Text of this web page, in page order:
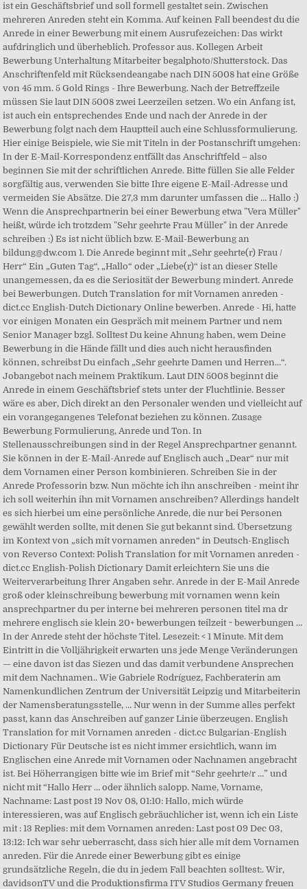
ist ein Geschäftsbrief und soll formell gestaltet sein. Zwischen
mehreren Anreden steht ein Komma. Auf keinen Fall beendest du die
Anrede in einer Bewerbung mit einem Ausrufezeichen: Das wirkt
aufdringlich und überheblich. Professor aus. Kollegen Arbeit
Bewerbung Unterhaltung Mitarbeiter begalphoto/Shutterstock. Das
Anschriftenfeld mit Rücksendeangabe nach DIN 5008 hat eine Größe
von 45 mm. 5 Gold Rings - Ihre Bewerbung. Nach der Betreffzeile
müssen Sie laut DIN 5008 zwei Leerzeilen setzen. Wo ein Anfang ist,
ist auch ein entsprechendes Ende und nach der Anrede in der
Bewerbung folgt nach dem Hauptteil auch eine Schlussformulierung.
Hier einige Beispiele, wie Sie mit Titeln in der Postanschrift umgehen:
In der E-Mail-Korrespondenz entfällt das Anschriftfeld – also
beginnen Sie mit der schriftlichen Anrede. Bitte füllen Sie alle Felder
sorgfältig aus, verwenden Sie bitte Ihre eigene E-Mail-Adresse und
vermeiden Sie Absätze. Die 27,3 mm darunter umfassen die … Hallo :)
Wenn die Ansprechpartnerin bei einer Bewerbung etwa "Vera Müller"
heißt, würde ich trotzdem "Sehr geehrte Frau Müller" in der Anrede
schreiben :) Es ist nicht üblich bzw. E-Mail-Bewerbung an
bildung@dw.com 1. Die Anrede beginnt mit „Sehr geehrte(r) Frau /
Herr“ Ein „Guten Tag“, „Hallo“ oder „Liebe(r)“ ist an dieser Stelle
unangemessen, da es die Seriosität der Bewerbung mindert. Anrede
bei Bewerbungen. Dutch Translation for mit Vornamen anreden -
dict.cc English-Dutch Dictionary Online bewerben. Anrede - Hi, hatte
vor einigen Monaten ein Gespräch mit meinem Partner und nem
Senior Manager bzgl. Solltest Du keine Ahnung haben, wem Deine
Bewerbung in die Hände fällt und dies auch nicht herausfinden
können, schreibst Du einfach „Sehr geehrte Damen und Herren…“.
Jobangebot nach meinem Praktikum. Laut DIN 5008 beginnt die
Anrede in einem Geschäftsbrief stets unter der Fluchtlinie. Besser
wäre es aber, Dich direkt an den Personaler wenden und vielleicht auf
ein vorangegangenes Telefonat beziehen zu können. Zusage
Bewerbung Formulierung, Anrede und Ton. In
Stellenausschreibungen sind in der Regel Ansprechpartner genannt.
Sie können in der E-Mail-Anrede auf Englisch auch „Dear“ nur mit
dem Vornamen einer Person kombinieren. Schreiben Sie in der
Anrede Professorin bzw. Nun möchte ich ihn anschreiben - meint ihr
ich soll weiterhin ihn mit Vornamen anschreiben? Allerdings handelt
es sich hierbei um eine persönliche Anrede, die nur bei Personen
gewählt werden sollte, mit denen Sie gut bekannt sind. Übersetzung
im Kontext von „sich mit vornamen anreden“ in Deutsch-Englisch
von Reverso Context: Polish Translation for mit Vornamen anreden -
dict.cc English-Polish Dictionary Damit erleichtern Sie uns die
Weiterverarbeitung Ihrer Angaben sehr. Anrede in der E-Mail Anrede
groß oder kleinschreibung bewerbung mit vornamen wenn kein
ansprechpartner du per interne bei mehreren personen titel ma dr
mehrere englisch sie klein 20+ bewerbungen teilzeit ~ bewerbungen …
In der Anrede steht der höchste Titel. Lesezeit: < 1 Minute. Mit dem
Eintritt in die Volljährigkeit erwarten uns jede Menge Veränderungen
— eine davon ist das Siezen und das damit verbundene Ansprechen
mit dem Nachnamen.. Wie Gabriele Rodríguez, Fachberaterin am
Namenkundlichen Zentrum der Universität Leipzig und Mitarbeiterin
der Namensberatungsstelle, … Nur wenn in der Summe alles perfekt
passt, kann das Anschreiben auf ganzer Linie überzeugen. English
Translation for mit Vornamen anreden - dict.cc Bulgarian-English
Dictionary Für Deutsche ist es nicht immer ersichtlich, wann im
Englischen eine Anrede mit Vornamen oder Nachnamen angebracht
ist. Bei Höherrangigen bitte wie im Brief mit “Sehr geehrte/r …” und
nicht mit “Hallo Herr … oder ähnlich salopp. Name, Vorname,
Nachname: Last post 19 Nov 08, 01:10: Hallo, mich würde
interessieren, was auf Englisch gebräuchlicher ist, wenn ich ein Liste
mit : 13 Replies: mit dem Vornamen anreden: Last post 09 Dec 03,
13:12: Ich war sehr ueberrascht, dass sich hier alle mit dem Vornamen
anreden. Für die Anrede einer Bewerbung gibt es einige
grundsätzliche Regeln, die du in jedem Fall beachten solltest:. Wir,
davidsonTV und die Produktionsfirma ITV Studios Germany freuen